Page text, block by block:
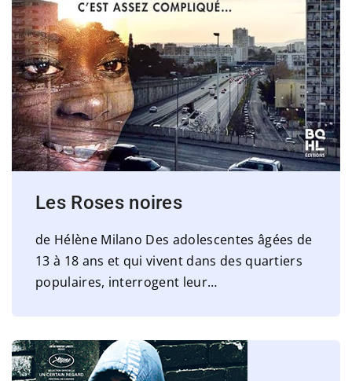
Les Roses noires
de Hélène Milano Des adolescentes âgées de
13 à 18 ans et qui vivent dans des quartiers
populaires, interrogent leur…